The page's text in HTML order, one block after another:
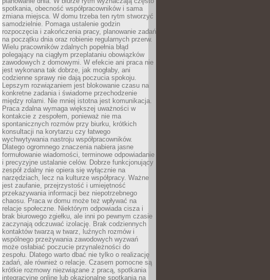
spotkania, obecność współpracowników i sama
zmiana miejsca. W domu trzeba ten rytm stworzyć
samodzielnie. Pomaga ustalenie godzin
rozpoczęcia i zakończenia pracy, planowanie zadań
na początku dnia oraz robienie regularnych przerw.
Wielu pracowników zdalnych popełnia błąd
polegający na ciągłym przeplataniu obowiązków
zawodowych z domowymi. W efekcie ani praca nie
jest wykonana tak dobrze, jak mogłaby, ani
codzienne sprawy nie dają poczucia spokoju.
Lepszym rozwiązaniem jest blokowanie czasu na
konkretne zadania i świadome przechodzenie
między rolami. Nie mniej istotna jest komunikacja.
Praca zdalna wymaga większej uważności w
kontakcie z zespołem, ponieważ nie ma
spontanicznych rozmów przy biurku, krótkich
konsultacji na korytarzu czy łatwego
wychwytywania nastroju współpracowników.
Dlatego ogromnego znaczenia nabiera jasne
formułowanie wiadomości, terminowe odpowiadanie
i precyzyjne ustalanie celów. Dobrze funkcjonujący
zespół zdalny nie opiera się wyłącznie na
narzędziach, lecz na kulturze współpracy. Ważne
jest zaufanie, przejrzystość i umiejętność
przekazywania informacji bez niepotrzebnego
chaosu. Praca w domu może też wpływać na
relacje społeczne. Niektórym odpowiada cisza i
brak biurowego zgiełku, ale inni po pewnym czasie
zaczynają odczuwać izolację. Brak codziennych
kontaktów twarzą w twarz, luźnych rozmów i
wspólnego przeżywania zawodowych wyzwań
może osłabiać poczucie przynależności do
zespołu. Dlatego warto dbać nie tylko o realizację
zadań, ale również o relacje. Czasem pomocne są
krótkie rozmowy niezwiązane z pracą, spotkania
integracyjne online lub okazjonalne spotkania na